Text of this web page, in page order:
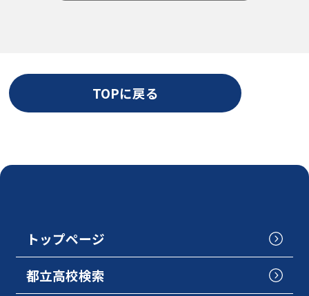
TOPに戻る
トップページ
都立高校検索